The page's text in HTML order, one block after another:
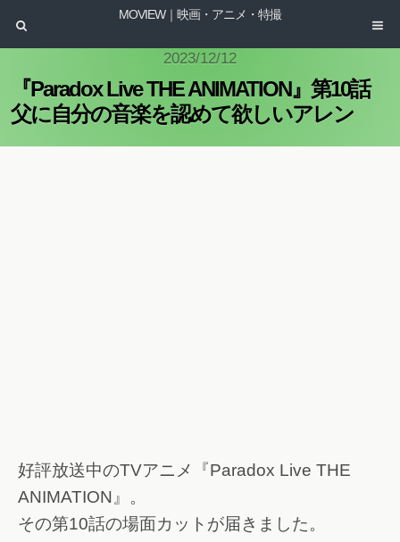
MOVIEW｜映画・アニメ・特撮
2023/12/12
『Paradox Live THE ANIMATION』第10話
父に自分の音楽を認めて欲しいアレン
好評放送中のTVアニメ『Paradox Live THE
ANIMATION』。
その第10話の場面カットが届きました。